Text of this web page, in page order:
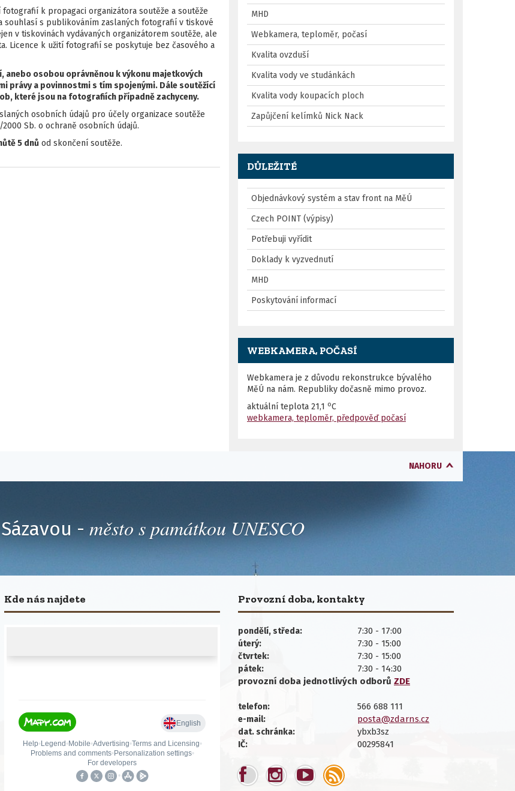
fotografií k propagaci organizátora soutěže a soutěže
souhlasí s publikováním zaslaných fotografií v tiskové
v tiskovinách vydávaných organizátorem soutěže, ale
Licence k užití fotografií se poskytuje bez časového a
osobou oprávněnou k výkonu majetkových
právy a povinnostmi s tím spojenými. Dále soutěžící
které jsou na fotografiích případně zachyceny.
osobních údajů pro účely organizace soutěže
Sb. o ochraně osobních údajů.
5 dnů od skončení soutěže.
MHD
Webkamera, teploměr, počasí
Kvalita ovzduší
Kvalita vody ve studánkách
Kvalita vody koupacích ploch
Zapůjčení kelímků Nick Nack
DŮLEŽITÉ
Objednávkový systém a stav front na MěÚ
Czech POINT (výpisy)
Potřebuji vyřídit
Doklady k vyzvednutí
MHD
Poskytování informací
WEBKAMERA, POČASÍ
Webkamera je z důvodu rekonstrukce bývalého
MěÚ na nám. Republiky dočasně mimo provoz.
aktuální teplota 21,1 oC
webkamera, teploměr, předpověď počasí
NAHORU
- město s památkou UNESCO
Provozní doba, kontakty
pondělí, středa: 7:30 - 17:00
úterý: 7:30 - 15:00
čtvrtek: 7:30 - 15:00
pátek:
7:30 - 14:30
provozní doba jednotlivých odborů ZDE
telefon: 566 688 111
e-mail: posta@zdarns.cz
dat. schránka: ybxb3sz
IČ: 00295841
Kde nás najdete